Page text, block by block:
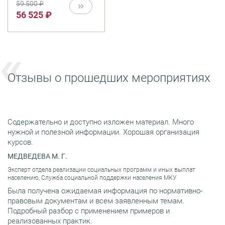
операциям.
59 500 ₽
56 525 ₽
Отзывы о прошедших мероприятиях
Содержательно и доступно изложен материал. Много
нужной и полезной информации. Хорошая организация
курсов.
МЕДВЕДЕВА М. Г.
Эксперт отдела реализации социальных программ и иных выплат
населению, Служба социальной поддержки населения МКУ
Была получена ожидаемая информация по нормативно-
правовым документам и всем заявленным темам.
Подробный разбор с применением примеров и
реализованных практик.